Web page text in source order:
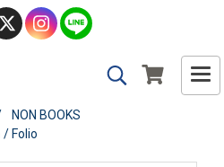
NON BOOKS
/ Folio